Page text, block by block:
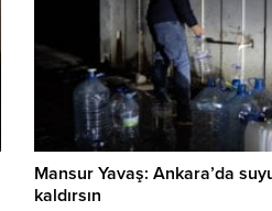
Mansur Yavaş: Ankara’da
kaldırsın